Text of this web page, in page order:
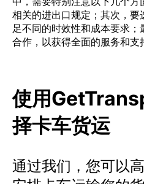
相关的进出口规定；其次，
足不同的时效性和成本要求
合作，以获得全面的服务和支
使用
择卡车货运
通过我们，您可以